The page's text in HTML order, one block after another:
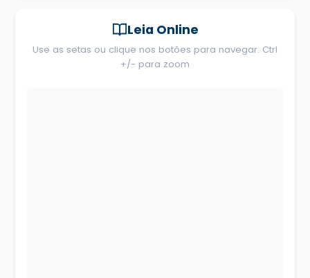
Leia Online
Use as setas ou clique nos botões para navegar. Ctrl
+/- para zoom